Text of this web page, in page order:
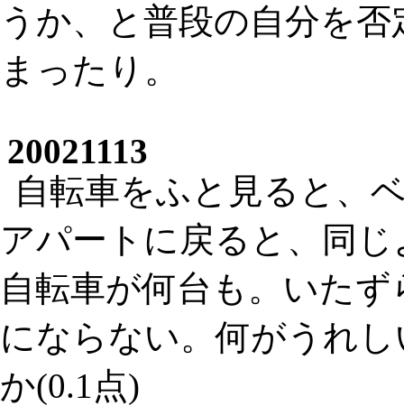
うか、と普段の自分を
まったり。
20021113
自転車をふと見ると、
アパートに戻ると、同
自転車が何台も。いた
にならない。何がうれ
か(0.1点)